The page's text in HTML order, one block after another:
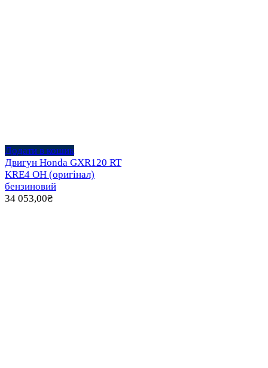
Додати в кошик
Двигун Honda GXR120 RT
KRE4 OH (оригінал)
бензиновий
34 053,00₴